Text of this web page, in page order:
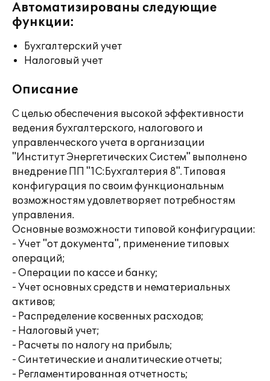
Автоматизированы следующие
функции:
Бухгалтерский учет
Налоговый учет
Описание
С целью обеспечения высокой эффективности
ведения бухгалтерского, налогового и
управленческого учета в организации
"Институт Энергетических Систем" выполнено
внедрение ПП "1С:Бухгалтерия 8". Типовая
конфигурация по своим функциональным
возможностям удовлетворяет потребностям
управления.
Основные возможности типовой конфигурации:
- Учет "от документа", применение типовых
операций;
- Операции по кассе и банку;
- Учет основных средств и нематериальных
активов;
- Распределение косвенных расходов;
- Налоговый учет;
- Расчеты по налогу на прибыль;
- Синтетические и аналитические отчеты;
- Регламентированная отчетность;